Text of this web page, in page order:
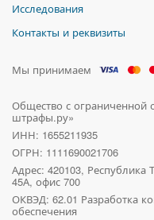
Общество с ограниченной
штрафы.ру»
ИНН: 1655211935
ОГРН: 1111690021706
Адрес: 420103, Республика
45А, офис 700
ОКВЭД: 62.01 Разработка
обеспечения
Исследования
Контакты и реквизиты
Мы принимаем